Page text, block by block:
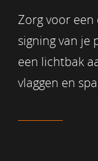
Zorg voor
signing van je
een lichtbak
vlaggen en